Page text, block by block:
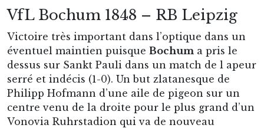
VfL Bochum 1848 – RB Leipzig
Victoire très important dans l’optique dans un
éventuel maintien puisque Bochum a pris le
dessus sur Sankt Pauli dans un match de l apeur
serré et indécis (1-0). Un but zlatanesque de
Philipp Hofmann d’une aile de pigeon sur un
centre venu de la droite pour le plus grand d’un
Vonovia Ruhrstadion qui va de nouveau